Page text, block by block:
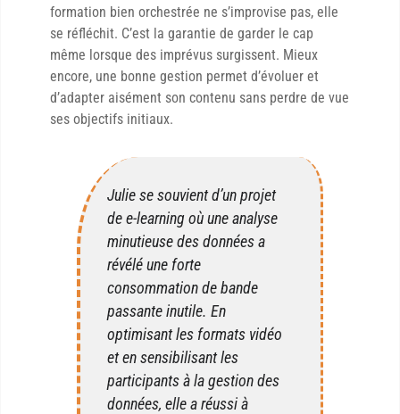
formation bien orchestrée ne s’improvise pas, elle
se réfléchit. C’est la garantie de garder le cap
même lorsque des imprévus surgissent. Mieux
encore, une bonne gestion permet d’évoluer et
d’adapter aisément son contenu sans perdre de vue
ses objectifs initiaux.
Julie se souvient d’un projet
de e-learning où une analyse
minutieuse des données a
révélé une forte
consommation de bande
passante inutile. En
optimisant les formats vidéo
et en sensibilisant les
participants à la gestion des
données, elle a réussi à